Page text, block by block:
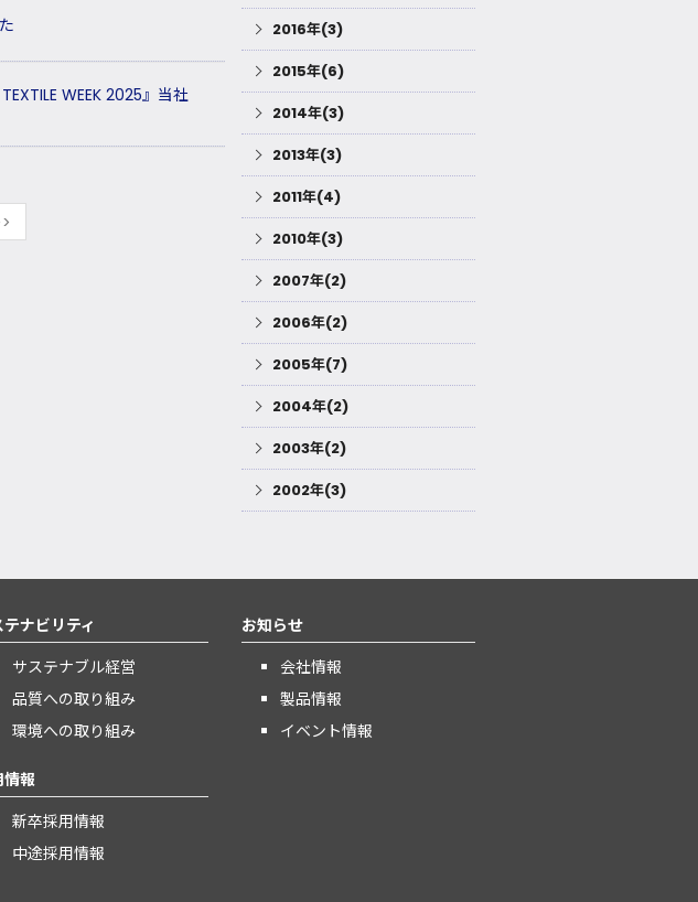
WEEK 2025』当社
次
2016年(3)
2015年(6)
2014年(3)
2013年(3)
2011年(4)
2010年(3)
2007年(2)
2006年(2)
2005年(7)
2004年(2)
2003年(2)
2002年(3)
ナビリティ
サステナブル経営
品質への取り組み
環境への取り組み
情報
新卒採用情報
中途採用情報
お知らせ
会社情報
製品情報
イベント情報